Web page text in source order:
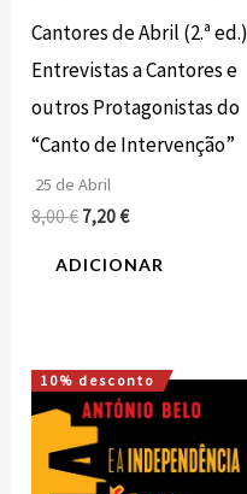
Cantores de Abril (2.ª ed.)
Entrevistas a Cantores e
outros Protagonistas do
“Canto de Intervenção”
25 de Abril
8,00€ 7,20€
ADICIONAR
10% desconto
O
preço
original
era:
24,80 €.
O
preço
é:
22,32 €.